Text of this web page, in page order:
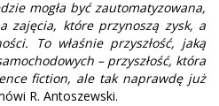
mogła być zautomatyzowana,
zajęcia, które przynoszą zysk, a
To właśnie przyszłość, jaką
– przyszłość, która
fiction, ale tak naprawdę już
R. Antoszewski.